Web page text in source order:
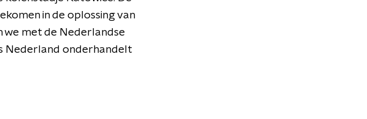
in de oplossing van
we met de Nederlandse
Nederland onderhandelt